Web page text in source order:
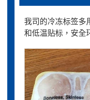
我司的冷冻标签多
和低温贴标，安全